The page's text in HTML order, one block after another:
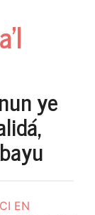
ye
EN